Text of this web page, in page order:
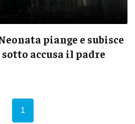
piange e subisce
accusa il padre
1